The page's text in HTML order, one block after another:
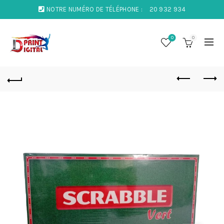
NOTRE NUMÉRO DE TÉLÉPHONE : 20 932 934
0 0